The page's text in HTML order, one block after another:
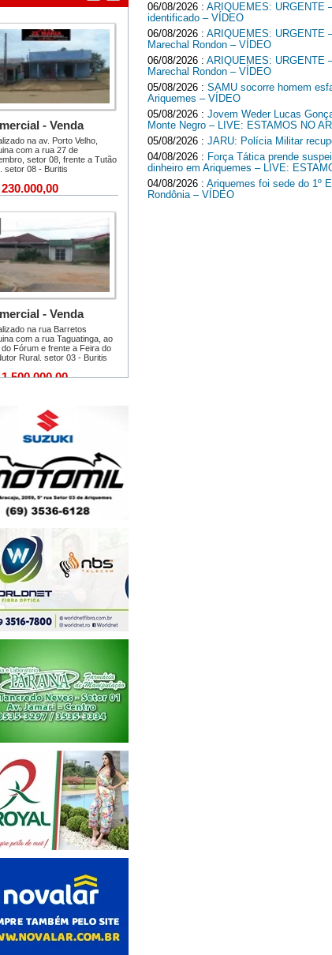
06/08/2026 : ARIQUEMES: URGENTE
identificado – VÍDEO
06/08/2026 : ARIQUEMES: URGENTE
Marechal Rondon – VÍDEO
06/08/2026 : ARIQUEMES: URGENTE
Marechal Rondon – VÍDEO
05/08/2026 : SAMU socorre homem
Ariquemes – VÍDEO
05/08/2026 : Jovem Weder Lucas
Monte Negro – LIVE: ESTAMOS NO
05/08/2026 : JARU: Polícia Militar
04/08/2026 : Força Tática prende
dinheiro em Ariquemes – LIVE:
04/08/2026 : Ariquemes foi sede do 1º
Rondônia – VÍDEO